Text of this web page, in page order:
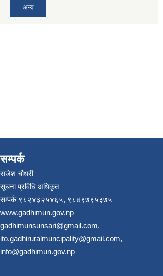
अन्य
सम्पर्क
राजेश चौधरी
सूचना प्रविधि अधिकृत
सम्पर्क ९८२४३२५४६५, ९८४९७९५३७५
www.gadhimun.gov.np
gadhimunsunsari@gmail.com,
ito.gadhiruralmuncipality@gmail.com,
info@gadhimun.gov.np